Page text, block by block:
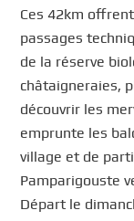
Ces 42km
passages
de la réserve
châtaigneraies,
découvrir les
emprunte les
village et de
Pamparigouste
Départ le